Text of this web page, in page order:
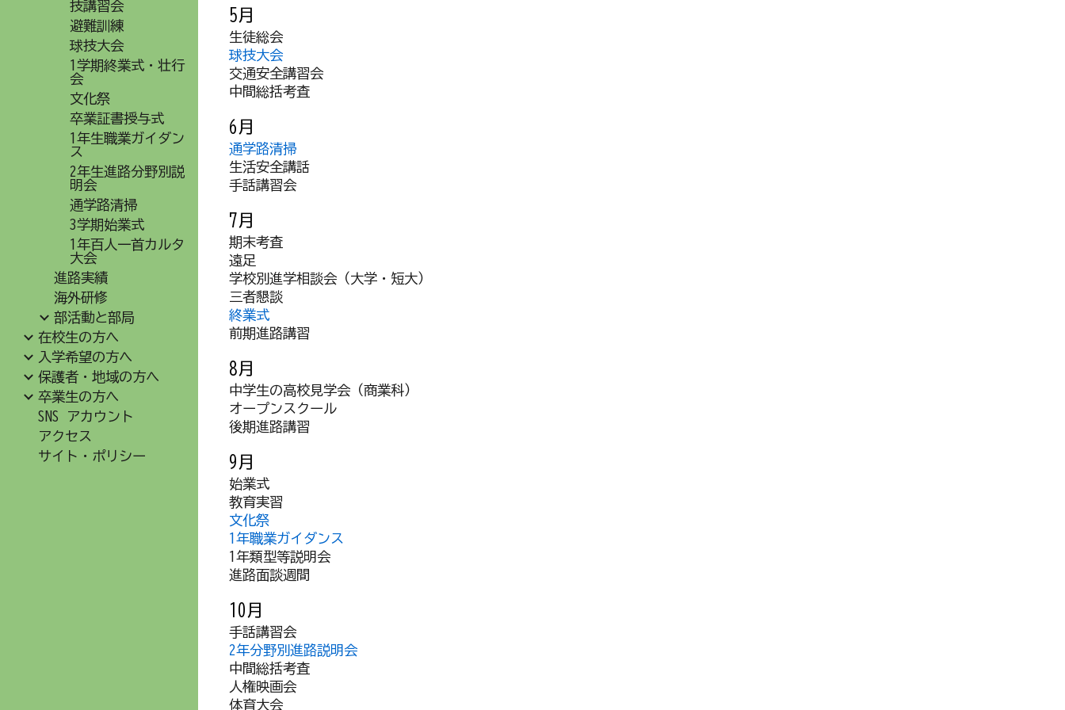
技講習会
避難訓練
球技大会
1学期終業式・壮行
会
文化祭
卒業証書授与式
1年生職業ガイダン
ス
2年生進路分野別説
明会
通学路清掃
3学期始業式
1年百人一首カルタ
大会
進路実績
海外研修
部活動と部局
在校生の方へ
入学希望の方へ
保護者・地域の方へ
卒業生の方へ
SNS アカウント
アクセス
サイト・ポリシー
5月
生徒総会
球技大会
交通安全講習会
中間総括考査
6月
通学路清掃
生活安全講話
手話講習会
7月
期末考査
遠足
学校別進学相談会（大学・短大）
三者懇談
終業式
前期進路講習
8月
中学生の高校見学会（商業科）
オープンスクール
後期進路講習
9月
始業式
教育実習
文化祭
1年職業ガイダンス
1年類型等説明会
進路面談週間
10月
手話講習会
2年分野別進路説明会
中間総括考査
人権映画会
体育大会